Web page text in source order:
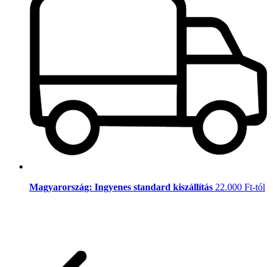
Magyarország: Ingyenes standard kiszállítás 22.000 Ft-tól